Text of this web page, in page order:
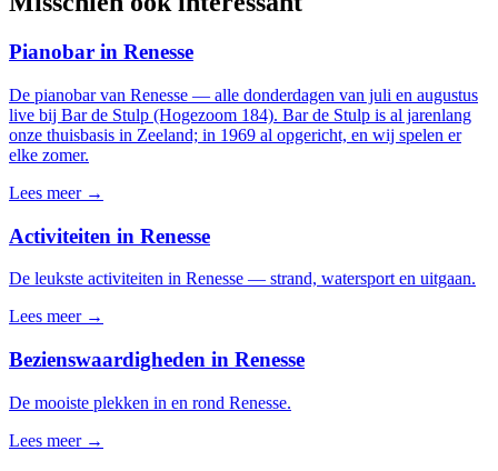
Pianobar in Renesse
De pianobar van Renesse — alle donderdagen van juli en augustus
live bij Bar de Stulp (Hogezoom 184). Bar de Stulp is al jarenlang
onze thuisbasis in Zeeland; in 1969 al opgericht, en wij spelen er
elke zomer.
Lees meer →
Activiteiten in Renesse
De leukste activiteiten in Renesse — strand, watersport en uitgaan.
Lees meer →
Bezienswaardigheden in Renesse
De mooiste plekken in en rond Renesse.
Lees meer →